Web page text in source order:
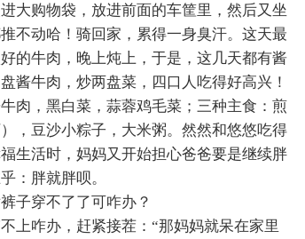
大购物袋，放进前面的车筐里，然后又坐
不动哈！骑回家，累得一身臭汗。这天最
的牛肉，晚上炖上，于是，这几天都有酱
酱牛肉，炒两盘菜，四口人吃得好高兴！
肉，黑白菜，蒜蓉鸡毛菜；三种主食：煎
，豆沙小粽子，大米粥。然然和悠悠吃得
生活时，妈妈又开始担心爸爸要是继续胖
：胖就胖呗。
子穿不了了可咋办？
上咋办，赶紧接茬：“那妈妈就呆在家里